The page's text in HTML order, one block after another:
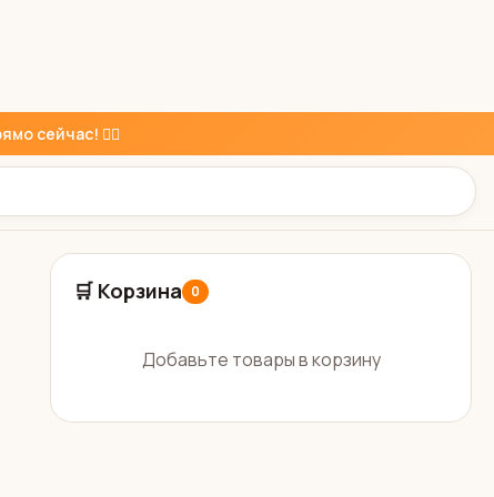
сейчас! 👇🏼
🛒 Корзина 0
Добавьте товары в корзину